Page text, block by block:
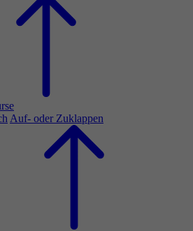
Auf- oder Zuklappen